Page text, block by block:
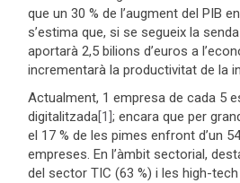
que un 30 % de l’augment del PIB
s’estima que, si se segueix la
aportarà 2,5 bilions d’euros a
incrementarà la productivitat de la
Actualment, 1 empresa de cada 5
digitalitzada[1]; encara que per
el 17 % de les pimes enfront d’un
empreses. En l’àmbit sectorial,
del sector TIC (63 %) i les high-